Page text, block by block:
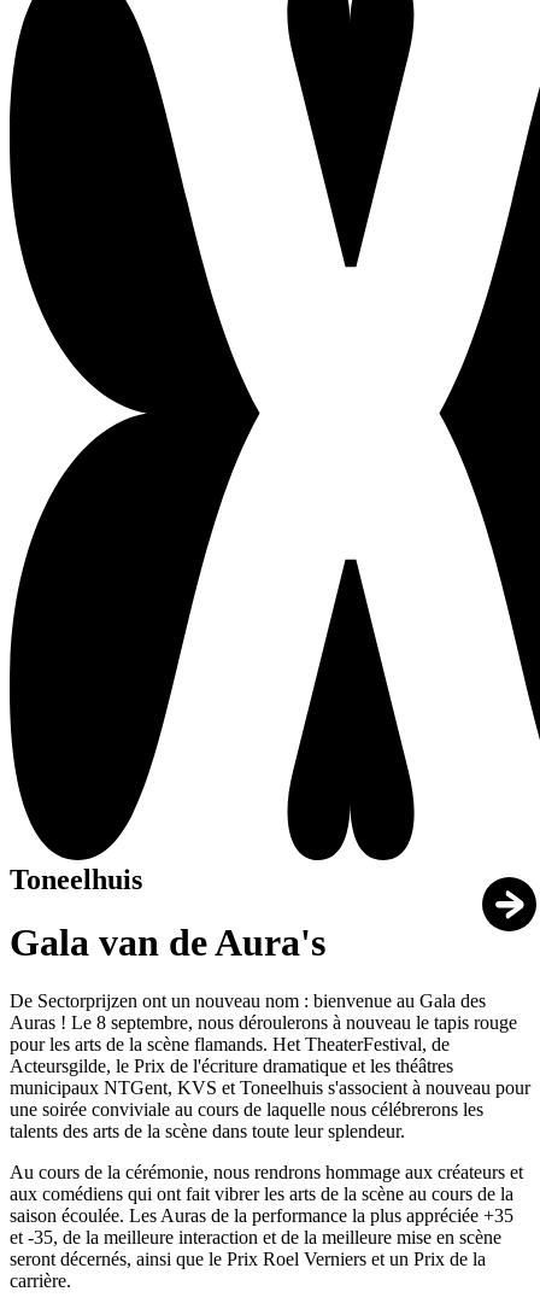
Toneelhuis
Gala van de Aura's
De Sectorprijzen ont un nouveau nom : bienvenue au Gala des
Auras ! Le 8 septembre, nous déroulerons à nouveau le tapis rouge
pour les arts de la scène flamands. Het TheaterFestival, de
Acteursgilde, le Prix de l'écriture dramatique et les théâtres
municipaux NTGent, KVS et Toneelhuis s'associent à nouveau pour
une soirée conviviale au cours de laquelle nous célébrerons les
talents des arts de la scène dans toute leur splendeur.
Au cours de la cérémonie, nous rendrons hommage aux créateurs et
aux comédiens qui ont fait vibrer les arts de la scène au cours de la
saison écoulée. Les Auras de la performance la plus appréciée +35
et -35, de la meilleure interaction et de la meilleure mise en scène
seront décernés, ainsi que le Prix Roel Verniers et un Prix de la
carrière.